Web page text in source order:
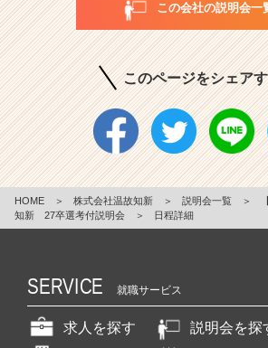
この会社の説明会一
このページをシェア
HOME ＞ 株式会社温故知新 ＞ 説明会一覧 ＞
知新 27卒選考付説明会
＞ 日程詳細
SERVICE 就職サービス
求人を探す
説明会を探